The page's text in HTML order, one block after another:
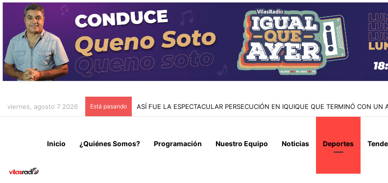
viernes, agosto 7 2026 Está pasando CONCEJO MUNICIPAL DE IQUIQUE APRUEBA MOCIÓN PARA QUE CONCEJALES
Inicio ¿Quiénes Somos? Programación Nuestro Equipo Noticias Deportes